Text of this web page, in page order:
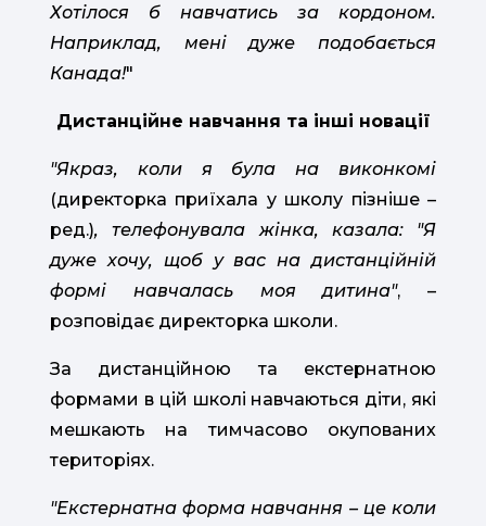
Хотілося б навчатись за кордоном.
Наприклад, мені дуже подобається
Канада!"
Дистанційне навчання та інші новації
"Якраз, коли я була на виконкомі
(директорка приїхала у школу пізніше –
ред.), телефонувала жінка, казала: "Я
дуже хочу, щоб у вас на дистанційній
формі навчалась моя дитина", –
розповідає директорка школи.
За дистанційною та екстернатною
формами в цій школі навчаються діти, які
мешкають на тимчасово окупованих
територіях.
"Екстернатна форма навчання – це коли